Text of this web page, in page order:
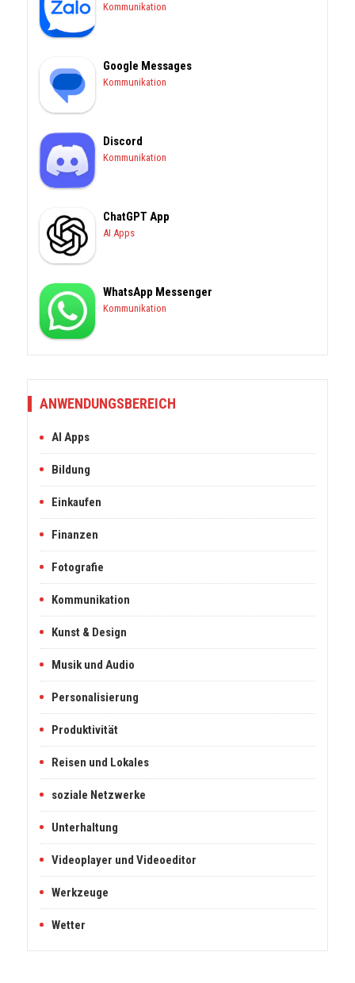
Kommunikation
Google Messages
Kommunikation
Discord
Kommunikation
ChatGPT App
AI Apps
WhatsApp Messenger
Kommunikation
ANWENDUNGSBEREICH
AI Apps
Bildung
Einkaufen
Finanzen
Fotografie
Kommunikation
Kunst & Design
Musik und Audio
Personalisierung
Produktivität
Reisen und Lokales
soziale Netzwerke
Unterhaltung
Videoplayer und Videoeditor
Werkzeuge
Wetter